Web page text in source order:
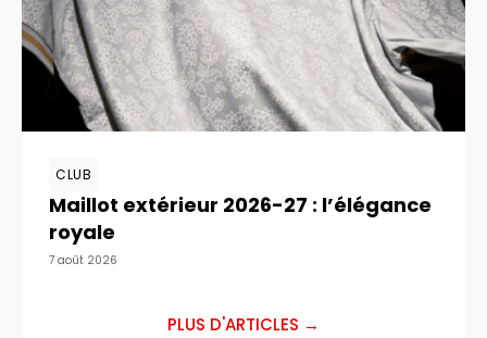
CLUB
Maillot extérieur 2026-27 : l’élégance
royale
7 août 2026
PLUS D'ARTICLES →